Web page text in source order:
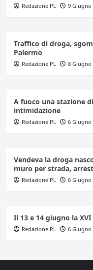
Redazione PL 9 Giugno
Traffico di droga,
Palermo
Redazione PL 8 Giugno
A fuoco una stazione
intimidazione
Redazione PL 6 Giugno
Vendeva la droga
muro per strada,
Redazione PL 6 Giugno
Il 13 e 14 giugno la
Redazione PL 6 Giugno